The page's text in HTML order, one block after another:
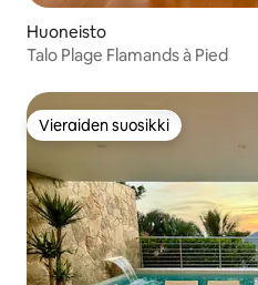
Huoneisto
Talo Plage Flamands à Pied
Vieraiden suosikki
Vieraiden suosikki